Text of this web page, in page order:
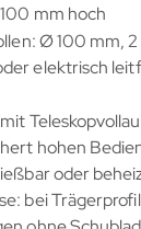
mm hoch
Ø 100 mm,
elektrisch
hohen
oder
bei